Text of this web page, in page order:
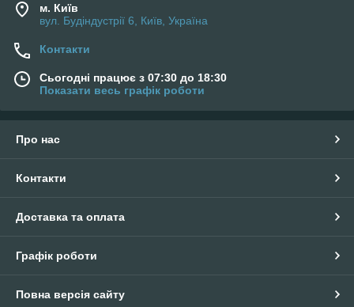
м. Київ
вул. Будіндустрії 6, Київ, Україна
Контакти
Сьогодні працює з 07:30 до 18:30
Показати весь графік роботи
Про нас
Контакти
Доставка та оплата
Графік роботи
Повна версія сайту